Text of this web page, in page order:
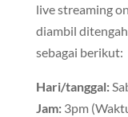
live streaming
diambil
sebagai berikut:
Hari/tanggal:
Jam:3pm